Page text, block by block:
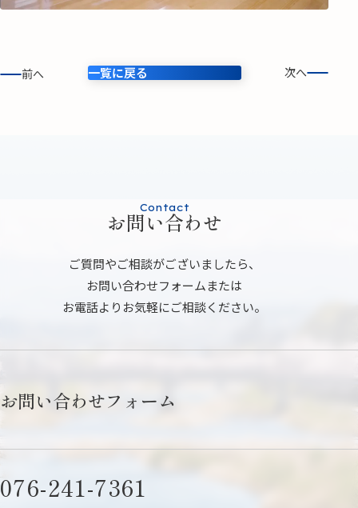
前へ 一覧に戻る 次へ
Contact
お問い合わせ
ご質問やご相談がございましたら、
お問い合わせフォームまたは
お電話よりお気軽にご相談ください。
お問い合わせフォーム
076-241-7361